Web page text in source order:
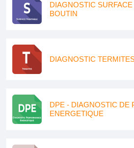
DIAGNOSTIC SURFACE
BOUTIN
DIAGNOSTIC
DPE - DIAGNOSTIC DE
ENERGETIQUE